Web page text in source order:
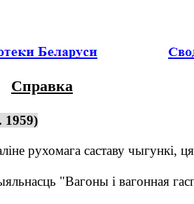
Справка
1959)
рухомага саставу чыгункі,
"Вагоны і вагонная